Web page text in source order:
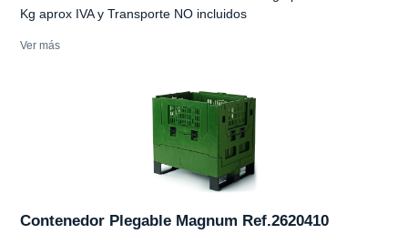
Kg aprox IVA y Transporte NO incluidos
Ver más
Contenedor Plegable Magnum Ref.2620410